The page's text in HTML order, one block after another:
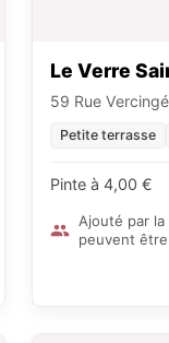
Le Verre
59 Rue
Petite terrasse
Pinte à 4,00 €
Ajouté par
peuvent